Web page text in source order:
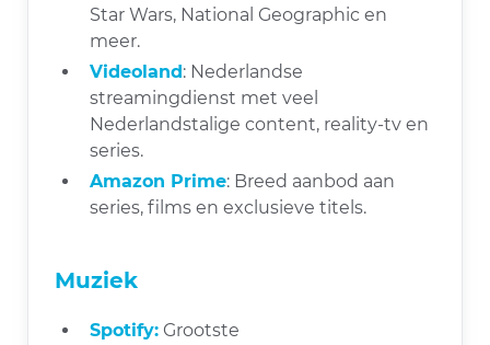
Star Wars, National Geographic en
meer.
Videoland: Nederlandse
streamingdienst met veel
Nederlandstalige content, reality-tv en
series.
Amazon Prime: Breed aanbod aan
series, films en exclusieve titels.
Muziek
Spotify: Grootste